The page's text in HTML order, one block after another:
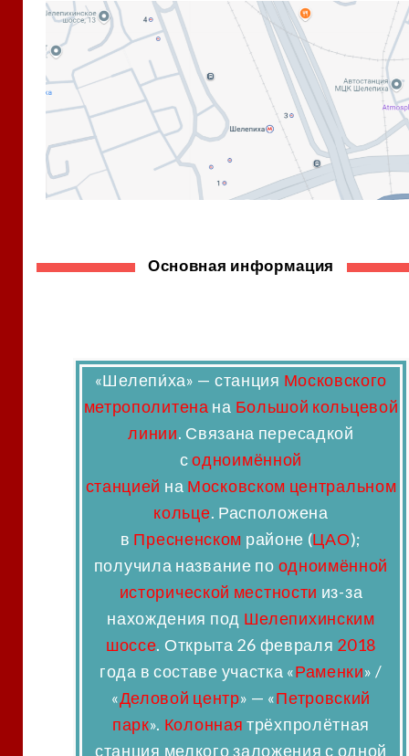
Основная информация
«Шелепи́ха» — станция Московского
метрополитена на Большой кольцевой
линии. Связана пересадкой
содноимённой
станцией на Московском центральном
кольце. Расположена
в Пресненском районе (ЦАО);
получила название по одноимённой
исторической местности из-за
нахождения под Шелепихинским
шоссе. Открыта 26 февраля 2018
года в составе участка «Раменки» /
«Деловой центр» — «Петровский
парк». Колонная трёхпролётная
станция мелкого заложения с одной